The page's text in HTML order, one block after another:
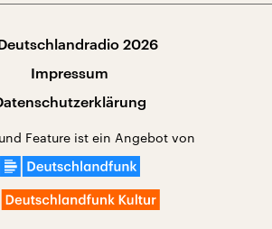
2026
Impressum
Feature ist ein Angebot von